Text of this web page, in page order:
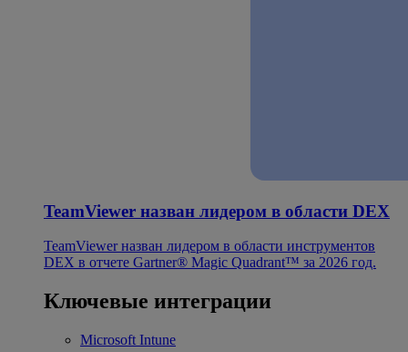
TeamViewer назван лидером в области DEX
TeamViewer назван лидером в области инструментов
DEX в отчете Gartner® Magic Quadrant™ за 2026 год.
Ключевые интеграции
Microsoft Intune